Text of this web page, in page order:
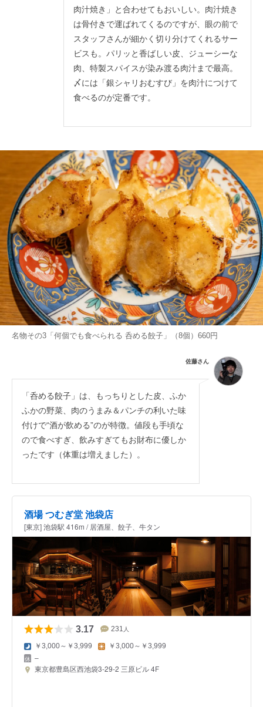
肉汁焼き」と合わせてもおいしい。肉汁焼き
は骨付きで運ばれてくるのですが、眼の前で
スタッフさんが細かく切り分けてくれるサー
ビスも。パリッと香ばしい皮、ジューシーな
肉、特製スパイスが染み渡る肉汁まで最高。
〆には「銀シャリおむすび」を肉汁につけて
食べるのが定番です。
名物その3「何個でも食べられる 呑める餃子」（8個）660円
佐藤さん
「呑める餃子」は、もっちりとした皮、ふか
ふかの野菜、肉のうまみ＆パンチの利いた味
付けで“酒が飲める”のが特徴。値段も手頃な
ので食べすぎ、飲みすぎてもお財布に優しか
ったです（体重は増えました）。
酒場 つむぎ堂 池袋店
[東京] 池袋駅 416m / 居酒屋、餃子、牛タン
3.17 231 人
￥3,000～￥3,999 ￥3,000～￥3,999
–
東京都豊島区西池袋3-29-2 三原ビル 4F